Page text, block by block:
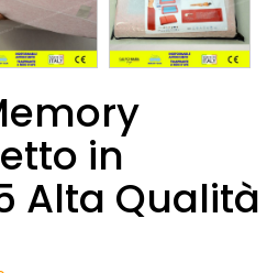
in
Alta Qualità